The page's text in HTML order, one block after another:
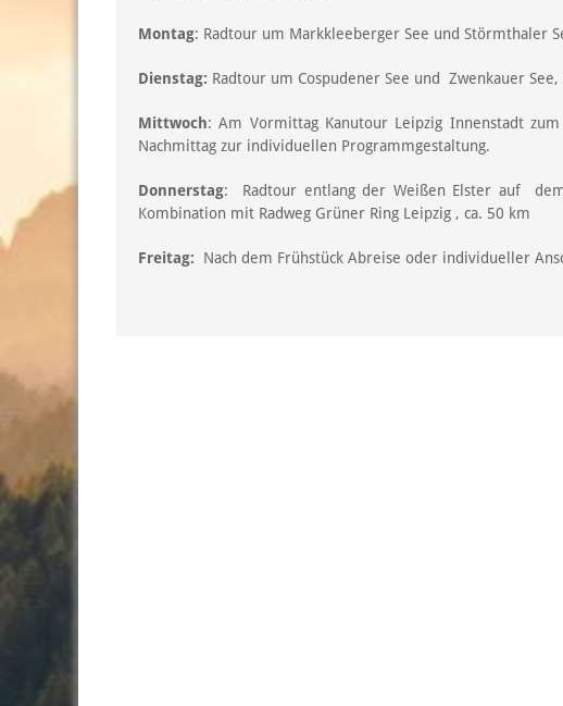
Montag: Radtour um Markkleeberger See und Störmthaler
Dienstag: Radtour um Cospudener See und Zwenkauer See,
Mittwoch: Am Vormittag Kanutour Leipzig Innenstadt zum
Nachmittag zur individuellen Programmgestaltung.
Donnerstag: Radtour entlang der Weißen Elster auf dem
Kombination mit Radweg Grüner Ring Leipzig , ca. 50 km
Freitag: Nach dem Frühstück Abreise oder individueller